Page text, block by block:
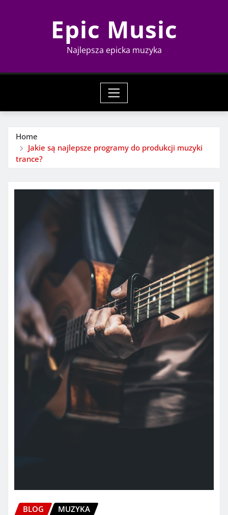
Epic Music
Najlepsza epicka muzyka
Home
Jakie są najlepsze programy do produkcji muzyki
trance?
BLOG MUZYKA